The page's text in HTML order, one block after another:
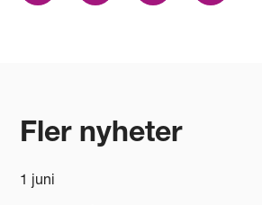
Fler nyheter
1 juni